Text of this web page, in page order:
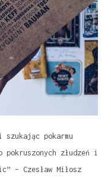
pokarmu
pokruszonych złudzeń i
– Czesław Miłosz